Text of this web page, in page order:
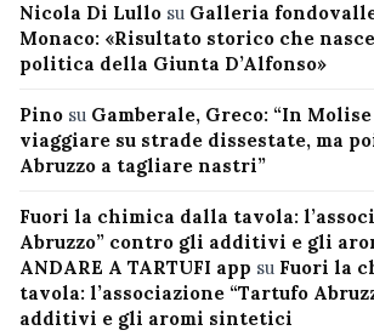
Nicola Di Lullo su Galleria
Monaco: «Risultato storico che
politica della Giunta D’Alfonso»
Pino su Gamberale, Greco: “In
viaggiare su strade dissestate, ma
Abruzzo a tagliare nastri”
Fuori la chimica dalla tavola:
Abruzzo” contro gli additivi e gli
ANDARE A TARTUFI app su Fuori la
tavola: l’associazione “Tartufo
additivi e gli aromi sintetici